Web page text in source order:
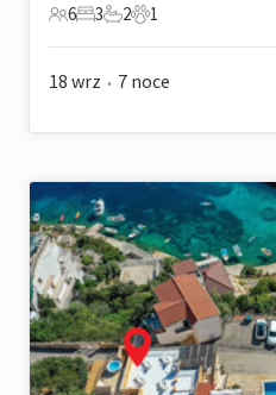
6 Goście
6
3 Sypialnie
3
2 Łazienki
2
1 Zwierzę domowe
1
18 wrz • 7 noce